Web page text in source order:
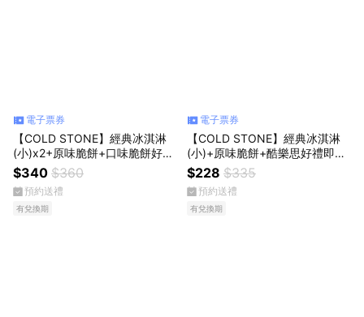
電子票券
【COLD STONE】經典冰淇淋
(小)x2+原味脆餅+口味脆餅好禮
即享券(酷聖石)
$340 $360
預約送禮
有兌換期
電子票券
【COLD STONE】經典冰淇淋
(小)+原味脆餅+酷樂思好禮即享
券(酷聖石)
$228 $335
預約送禮
有兌換期